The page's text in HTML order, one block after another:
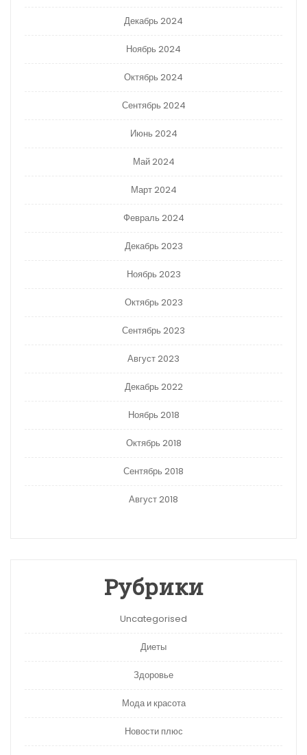
Декабрь 2024
Ноябрь 2024
Октябрь 2024
Сентябрь 2024
Июнь 2024
Май 2024
Март 2024
Февраль 2024
Декабрь 2023
Ноябрь 2023
Октябрь 2023
Сентябрь 2023
Август 2023
Декабрь 2022
Ноябрь 2018
Октябрь 2018
Сентябрь 2018
Август 2018
Рубрики
Uncategorised
Диеты
Здоровье
Мода и красота
Новости плюс